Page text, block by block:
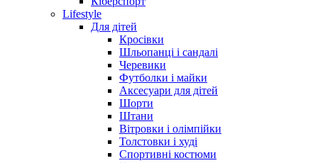
Lifestyle
Для дітей
Кросівки
Шльопанці і сандалі
Черевики
Футболки і майки
Аксесуари для дітей
Шорти
Штани
Вітровки і олімпійки
Толстовки і худі
Спортивні костюми